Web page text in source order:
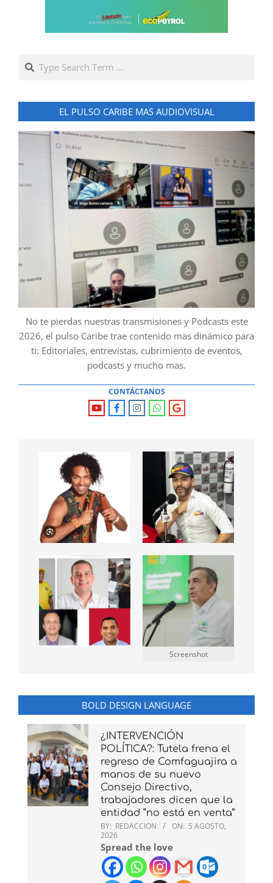
Search
EL PULSO CARIBE MAS AUDIOVISUAL
No te pierdas nuestras transmisiones y Podcasts este
2026, el pulso Caribe trae contenido mas dinámico para
ti: Editoriales, entrevistas, cubrimiento de eventos,
podcasts y mucho mas.
CONTÁCTANOS
Screenshot
BOLD DESIGN LANGUAGE
¿INTERVENCIÓN
POLÍTICA?: Tutela frena el
regreso de Comfaguajira a
manos de su nuevo
Consejo Directivo,
trabajadores dicen que la
entidad “no está en venta”
BY: REDACCION ON: 5 AGOSTO,
2026
Spread the love